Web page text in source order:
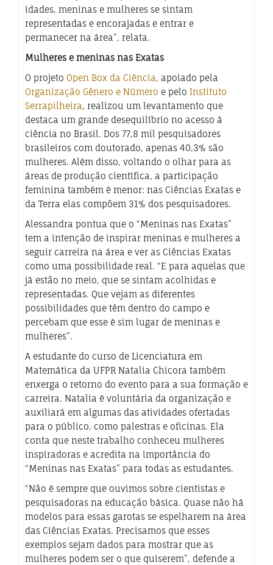
idades, meninas e mulheres se sintam
representadas e encorajadas e entrar e
permanecer na área”, relata.
Mulheres e meninas nas Exatas
O projeto Open Box da Ciência, apoiado pela
Organização Gênero e Número e pelo Instituto
Serrapilheira, realizou um levantamento que
destaca um grande desequilíbrio no acesso à
ciência no Brasil. Dos 77,8 mil pesquisadores
brasileiros com doutorado, apenas 40,3% são
mulheres. Além disso, voltando o olhar para as
áreas de produção científica, a participação
feminina também é menor: nas Ciências Exatas e
da Terra elas compõem 31% dos pesquisadores.
Alessandra pontua que o “Meninas nas Exatas”
tem a intenção de inspirar meninas e mulheres a
seguir carreira na área e ver as Ciências Exatas
como uma possibilidade real. “E para aquelas que
já estão no meio, que se sintam acolhidas e
representadas. Que vejam as diferentes
possibilidades que têm dentro do campo e
percebam que esse é sim lugar de meninas e
mulheres”.
A estudante do curso de Licenciatura em
Matemática da UFPR Natalia Chicora também
enxerga o retorno do evento para a sua formação e
carreira. Natalia é voluntária da organização e
auxiliará em algumas das atividades ofertadas
para o público, como palestras e oficinas. Ela
conta que neste trabalho conheceu mulheres
inspiradoras e acredita na importância do
“Meninas nas Exatas” para todas as estudantes.
“Não é sempre que ouvimos sobre cientistas e
pesquisadoras na educação básica. Quase não há
modelos para essas garotas se espelharem na área
das Ciências Exatas. Precisamos que esses
exemplos sejam dados para mostrar que as
mulheres podem ser o que quiserem”, defende a